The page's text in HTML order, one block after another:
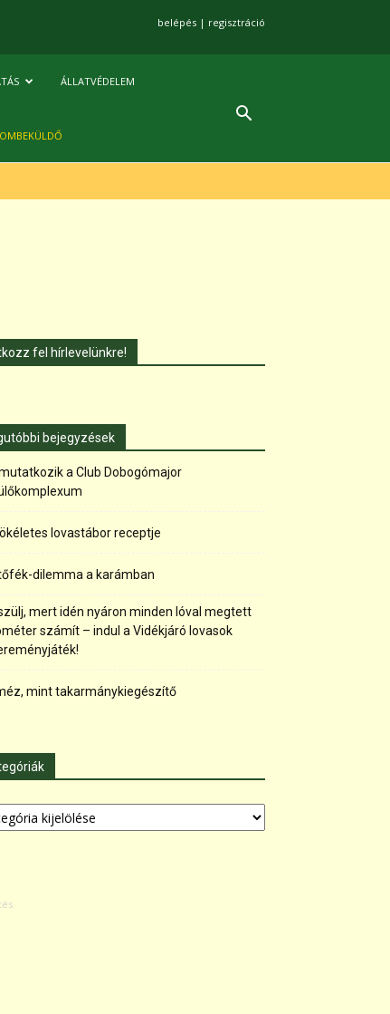
belépés | regisztráció
ÁLLATVÉDELEM
fel hírlevelünkre!
bejegyzések
a Club Dobogómajor
lovastábor receptje
dilemma a karámban
mert idén nyáron minden lóval megtett
számít – indul a Vidékjáró lovasok
mint takarmánykiegészítő